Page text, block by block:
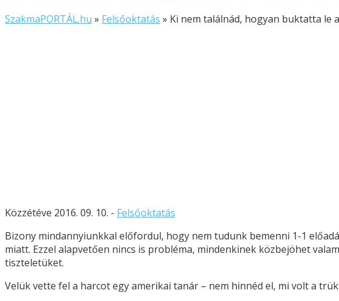
SzakmaPORTÁL.hu » Felsőoktatás » Ki nem találnád, hogyan buktatta le
Közzétéve 2016. 09. 10. - Felsőoktatás
Bizony mindannyiunkkal előfordul, hogy nem tudunk bemenni 1-1
miatt. Ezzel alapvetően nincs is probléma, mindenkinek közbejöhet
tiszteletüket.
Velük vette fel a harcot egy amerikai tanár – nem hinnéd el, mi volt a